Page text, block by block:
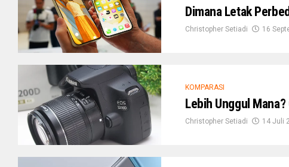
Dimana Letak
Christopher Setiadi 16
KOMPARASI
Lebih Unggul
Christopher Setiadi 14 Juli